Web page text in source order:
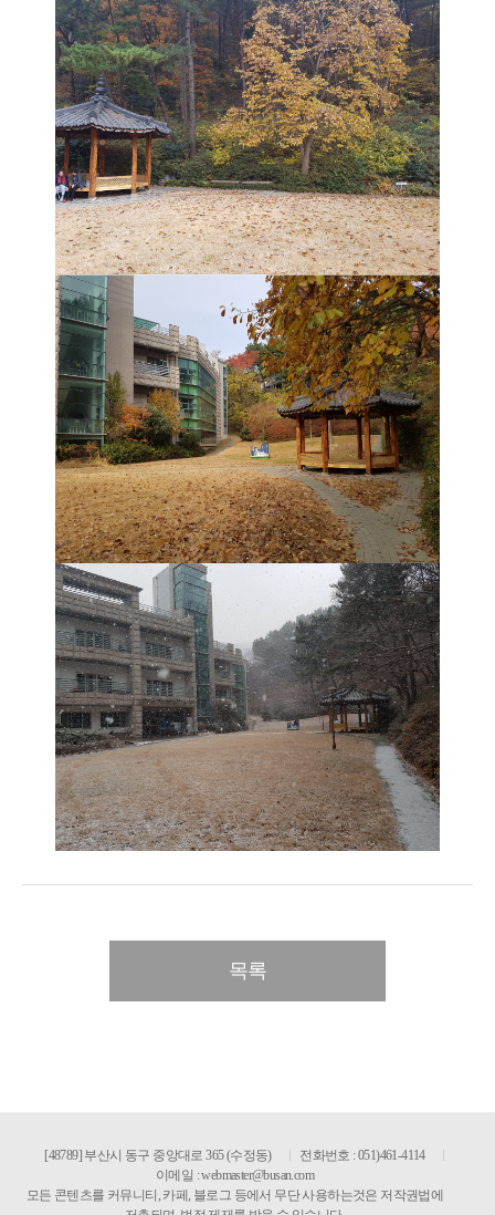
목록
[48789] 부산시 동구 중앙대로 365 (수정동)
전화번호 : 051)461-4114
이메일 :webmaster@busan.com
모든 콘텐츠를 커뮤니티, 카페, 블로그 등에서 무단 사용하는것은 저작권법에